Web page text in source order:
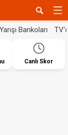
Bankoları
Canlı Skor